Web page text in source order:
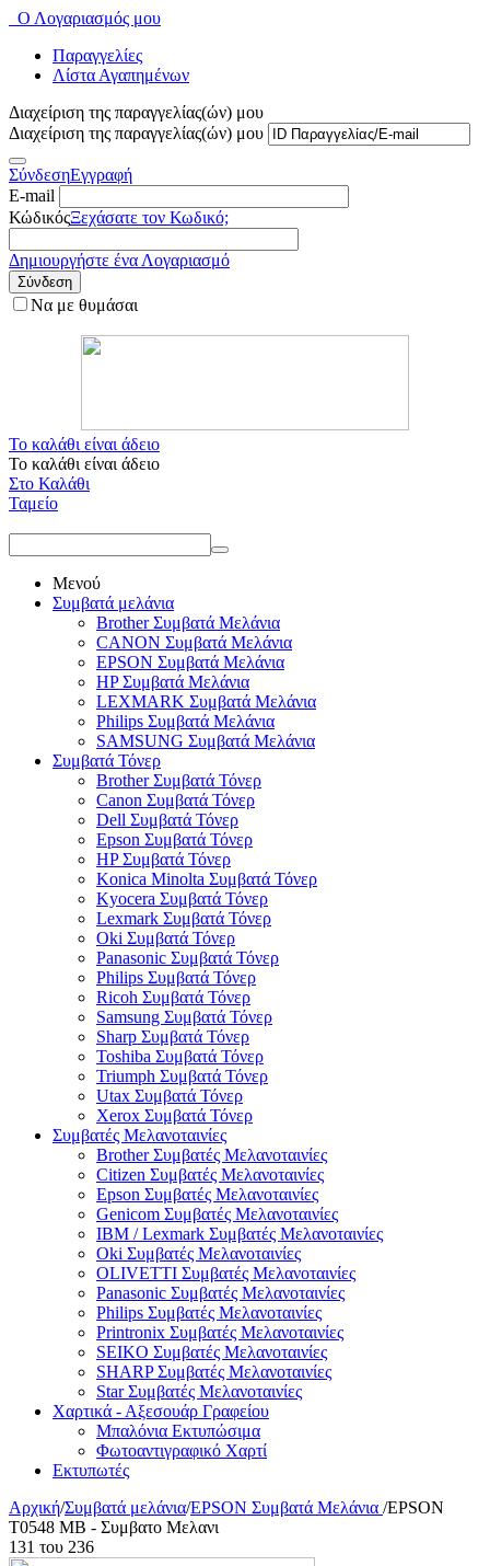
Ο Λογαριασμός μου
Παραγγελίες
Λίστα Αγαπημένων
Διαχείριση της παραγγελίας(ών) μου
Διαχείριση της παραγγελίας(ών) μου
ΣύνδεσηΕγγραφή
E-mail
ΚώδικόςΞεχάσατε τον Κωδικό;
Δημιουργήστε ένα Λογαριασμό
Σύνδεση
Να με θυμάσαι
Το καλάθι είναι άδειο
Το καλάθι είναι άδειο
Στο Καλάθι
Ταμείο
Μενού
Συμβατά μελάνια
Brother Συμβατά Μελάνια
CANON Συμβατά Μελάνια
EPSON Συμβατά Μελάνια
HP Συμβατά Μελάνια
LEXMARK Συμβατά Μελάνια
Philips Συμβατά Μελάνια
SAMSUNG Συμβατά Μελάνια
Συμβατά Τόνερ
Brother Συμβατά Τόνερ
Canon Συμβατά Τόνερ
Dell Συμβατά Τόνερ
Epson Συμβατά Τόνερ
HP Συμβατά Τόνερ
Konica Minolta Συμβατά Τόνερ
Kyocera Συμβατά Τόνερ
Lexmark Συμβατά Τόνερ
Oki Συμβατά Τόνερ
Panasonic Συμβατά Τόνερ
Philips Συμβατά Τόνερ
Ricoh Συμβατά Τόνερ
Samsung Συμβατά Τόνερ
Sharp Συμβατά Τόνερ
Toshiba Συμβατά Τόνερ
Triumph Συμβατά Τόνερ
Utax Συμβατά Τόνερ
Xerox Συμβατά Τόνερ
Συμβατές Μελανοταινίες
Brother Συμβατές Μελανοταινίες
Citizen Συμβατές Μελανοταινίες
Epson Συμβατές Μελανοταινίες
Genicom Συμβατές Μελανοταινίες
IBM / Lexmark Συμβατές Μελανοταινίες
Oki Συμβατές Μελανοταινίες
OLIVETTI Συμβατές Μελανοταινίες
Panasonic Συμβατές Μελανοταινίες
Philips Συμβατές Μελανοταινίες
Printronix Συμβατές Μελανοταινίες
SEIKO Συμβατές Μελανοταινίες
SHARP Συμβατές Μελανοταινίες
Star Συμβατές Μελανοταινίες
Χαρτικά - Αξεσουάρ Γραφείου
Μπαλόνια Εκτυπώσιμα
Φωτοαντιγραφικό Χαρτί
Εκτυπωτές
Αρχική/Συμβατά μελάνια/EPSON Συμβατά Μελάνια /EPSON
T0548 MB - Συμβατο Μελανι
131 του 236